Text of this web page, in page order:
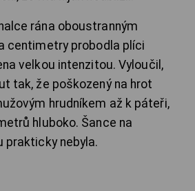
rána oboustranným
centimetry probodla plíci
velkou intenzitou. Vyloučil,
tak, že poškozený na hrot
hrudníkem až k páteři,
hluboko. Šance na
prakticky nebyla.